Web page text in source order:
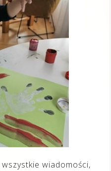
wiadomości,